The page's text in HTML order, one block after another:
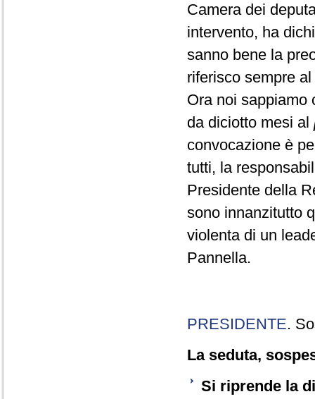
Camera dei
intervento, ha
sanno bene la
riferisco sempre
Ora noi sappiamo
da diciotto mesi al
convocazione è
tutti, la
Presidente della
sono innanzitutto
violenta di un
Pannella.
PRESIDENTE.
La seduta,
Si riprende la